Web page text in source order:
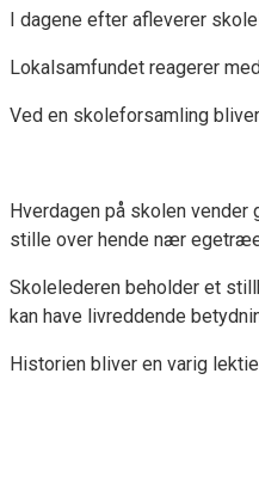
I dagene efter afleverer
Lokalsamfundet reagerer
Ved en skoleforsamling
Hverdagen på skolen
stille over hende nær
Skolelederen beholder et
kan have livreddende
Historien bliver en varig